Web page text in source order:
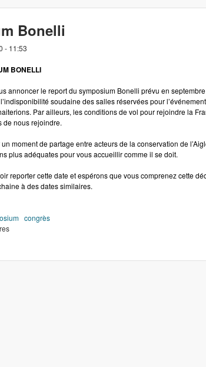
Bonelli
- 11:53
BONELLI
annoncer le report du symposium Bonelli prévu en
soudaine des salles réservées pour
Par ailleurs, les conditions de vol pour rejoindre la
de nous rejoindre.
moment de partage entre acteurs de la conservation de
plus adéquates pour vous accueillir comme il se doit.
reporter cette date et espérons que vous comprenez cette
à des dates similaires.
congrès